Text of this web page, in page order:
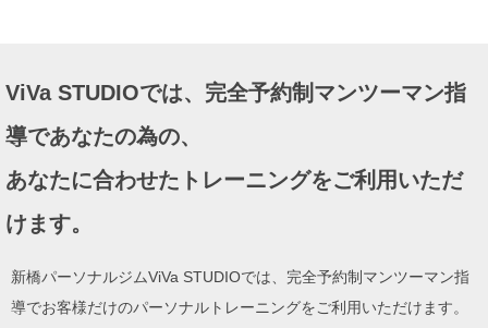
シ
ョ
ViVa STUDIOでは、完全予約制マンツーマン指
導であなたの為の、
あなたに合わせたトレーニングをご利用いただ
けます。
新橋パーソナルジムViVa STUDIOでは、完全予約制マンツーマン指
導でお客様だけのパーソナルトレーニングをご利用いただけます。